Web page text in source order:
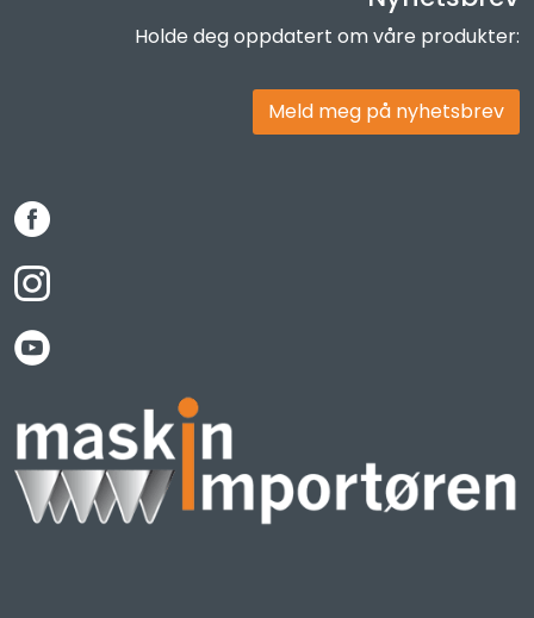
Holde deg oppdatert om våre produkter:
Meld meg på nyhetsbrev